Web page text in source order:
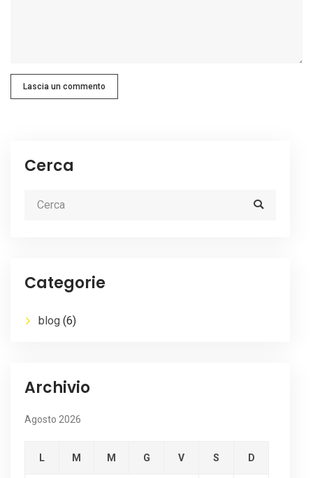
Lascia un commento
Cerca
Categorie
blog (6)
Archivio
Agosto 2026
L M M G V S D